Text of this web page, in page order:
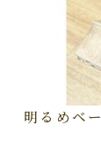
明るめベ